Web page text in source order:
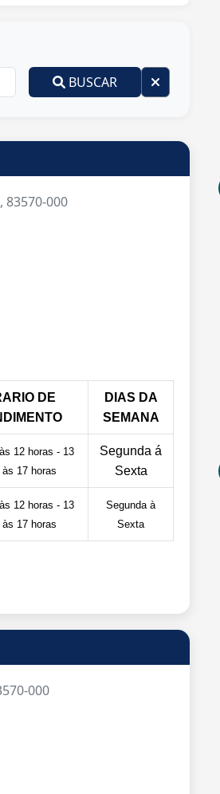
BUSCAR
83570-000
DE
DIAS DA
SEMANA
12 horas - 13
às 17 horas
Segunda á
Sexta
12 horas - 13
às 17 horas
Segunda à
Sexta
000